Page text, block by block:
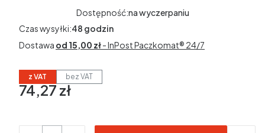
Dostępność:na wyczerpaniu
Czas wysyłki:48 godzin
Dostawa od 15,00 zł- InPost Paczkomat® 24/7
z VAT bez VAT
Cena
74,27 zł
w tym 23% VAT
w tym